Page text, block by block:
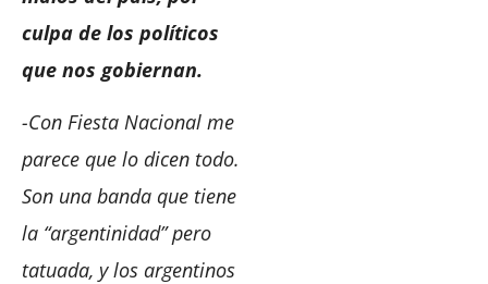
culpa de los políticos
que nos gobiernan.
-Con Fiesta Nacional me
parece que lo dicen todo.
Son una banda que tiene
la “argentinidad” pero
tatuada, y los argentinos